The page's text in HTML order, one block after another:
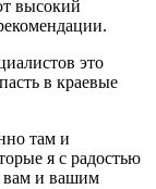
высокий
это
в краевые
там и
я с радостью
вам и вашим